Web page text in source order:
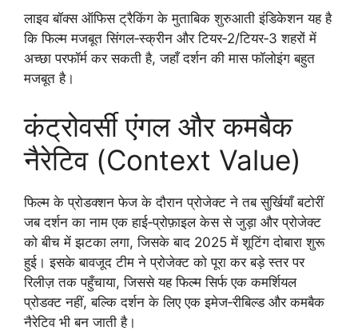
लाइव बॉक्स ऑफिस ट्रैकिंग के मुताबिक शुरुआती इंडिकेशन यह है
कि फिल्म मजबूत सिंगल‑स्क्रीन और टियर‑2/टियर‑3 शहरों में
अच्छा परफॉर्म कर सकती है, जहाँ दर्शन की मास फॉलोइंग बहुत
मजबूत है।
कंट्रोवर्सी एंगल और कमबैक
नैरेटिव (Context Value)
फिल्म के प्रोडक्शन फेज के दौरान प्रोजेक्ट ने तब सुर्खियाँ बटोरीं
जब दर्शन का नाम एक हाई‑प्रोफ़ाइल केस से जुड़ा और प्रोजेक्ट
को बीच में झटका लगा, जिसके बाद 2025 में शूटिंग दोबारा शुरू
हुई। इसके बावजूद टीम ने प्रोजेक्ट को पूरा कर बड़े स्तर पर
रिलीज़ तक पहुँचाया, जिससे यह फिल्म सिर्फ एक कमर्शियल
प्रोडक्ट नहीं, बल्कि दर्शन के लिए एक इमेज‑रीबिल्ड और कमबैक
नैरेटिव भी बन जाती है।